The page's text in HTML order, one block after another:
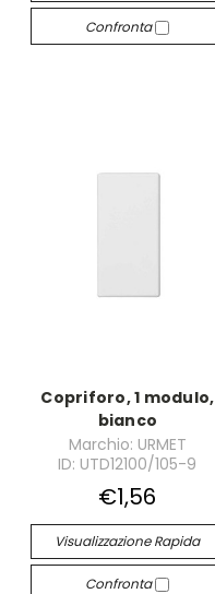
Confronta
Copriforo, 1 modulo,
bianco
Marchio: URMET
ID: UTD12100/105-9
€1,56
Visualizzazione Rapida
Confronta